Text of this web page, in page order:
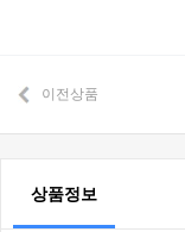
이전상품
상품정보